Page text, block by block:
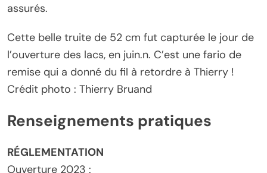
assurés.
Cette belle truite de 52 cm fut capturée le jour de
l’ouverture des lacs, en juin.n. C’est une fario de
remise qui a donné du fil à retordre à Thierry !
Crédit photo : Thierry Bruand
Renseignements pratiques
RÉGLEMENTATION
Ouverture 2023 :